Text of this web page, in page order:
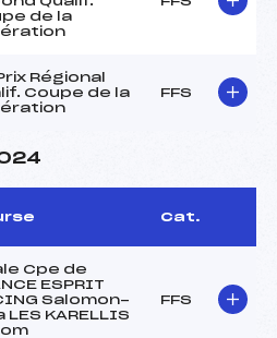
de la
Régional
Coupe de la
FFS
Cat.
Cpe de
ESPRIT
Salomon-
LES KARELLIS
FFS